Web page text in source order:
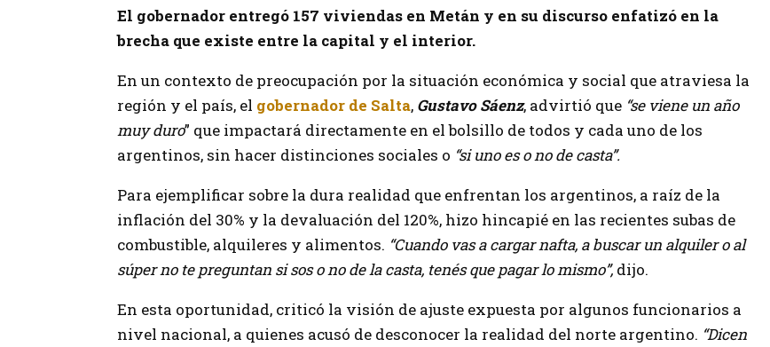
El gobernador entregó 157 viviendas en Metán y en su discurso enfatizó en la
brecha que existe entre la capital y el interior.
En un contexto de preocupación por la situación económica y social que atraviesa la
región y el país, el gobernador de Salta, Gustavo Sáenz, advirtió que “se viene un año
muy duro” que impactará directamente en el bolsillo de todos y cada uno de los
argentinos, sin hacer distinciones sociales o “si uno es o no de casta”.
Para ejemplificar sobre la dura realidad que enfrentan los argentinos, a raíz de la
inflación del 30% y la devaluación del 120%, hizo hincapié en las recientes subas de
combustible, alquileres y alimentos. “Cuando vas a cargar nafta, a buscar un alquiler o al
súper no te preguntan si sos o no de la casta, tenés que pagar lo mismo”, dijo.
En esta oportunidad, criticó la visión de ajuste expuesta por algunos funcionarios a
nivel nacional, a quienes acusó de desconocer la realidad del norte argentino. “Dicen